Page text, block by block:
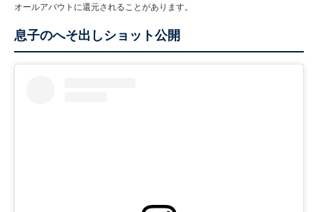
オールアバウトに還元されることがあります。
息子のへそ出しショット公開